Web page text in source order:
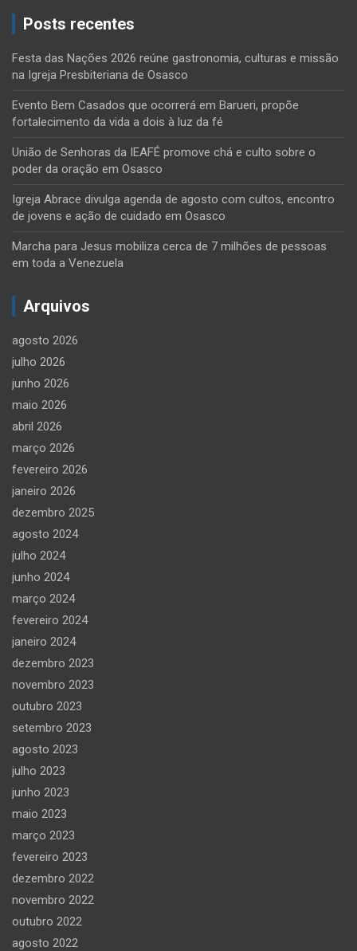
Posts recentes
Festa das Nações 2026 reúne gastronomia, culturas e missão
na Igreja Presbiteriana de Osasco
Evento Bem Casados que ocorrerá em Barueri, propõe
fortalecimento da vida a dois à luz da fé
União de Senhoras da IEAFÉ promove chá e culto sobre o
poder da oração em Osasco
Igreja Abrace divulga agenda de agosto com cultos, encontro
de jovens e ação de cuidado em Osasco
Marcha para Jesus mobiliza cerca de 7 milhões de pessoas
em toda a Venezuela
Arquivos
agosto 2026
julho 2026
junho 2026
maio 2026
abril 2026
março 2026
fevereiro 2026
janeiro 2026
dezembro 2025
agosto 2024
julho 2024
junho 2024
março 2024
fevereiro 2024
janeiro 2024
dezembro 2023
novembro 2023
outubro 2023
setembro 2023
agosto 2023
julho 2023
junho 2023
maio 2023
março 2023
fevereiro 2023
dezembro 2022
novembro 2022
outubro 2022
agosto 2022